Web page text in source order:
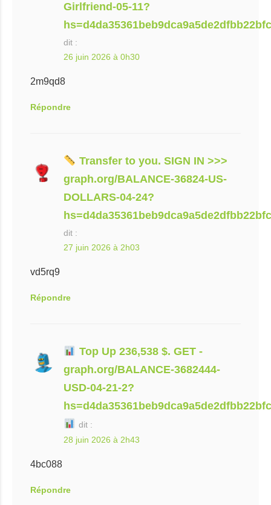
Girlfriend-05-11?
dit :
26 juin 2026 à 0h30
2m9qd8
Répondre
Transfer to you. SIGN IN >>>
graph.org/BALANCE-36824-US-
DOLLARS-04-24?
dit :
27 juin 2026 à 2h03
vd5rq9
Répondre
Top Up 236,538 $. GET -
graph.org/BALANCE-3682444-
USD-04-21-2?
dit :
28 juin 2026 à 2h43
4bc088
Répondre